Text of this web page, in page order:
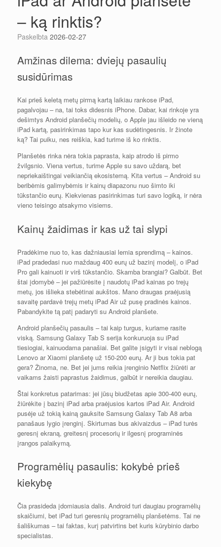
– ką rinktis?
Paskelbta 2026-02-27
Amžinas dilema: dviejų pasaulių
susidūrimas
Kai prieš keletą metų pirmą kartą laikiau rankose iPad,
pagalvojau – na, tai toks didesnis iPhone. Dabar, kai rinkoje yra
dešimtys Android planšečių modelių, o Apple jau išleido ne vieną
iPad kartą, pasirinkimas tapo kur kas sudėtingesnis. Ir žinote
ką? Tai puiku, nes reiškia, kad turime iš ko rinktis.
Planšetės rinka nėra tokia paprasta, kaip atrodo iš pirmo
žvilgsnio. Viena vertus, turime Apple su savo uždarą, bet
nepriekaištingai veikiančią ekosistemą. Kita vertus – Android su
beribėmis galimybėmis ir kainų diapazonu nuo šimto iki
tūkstančio eurų. Kiekvienas pasirinkimas turi savo logiką, ir nėra
vieno teisingo atsakymo visiems.
Kainų žaidimas ir kas už tai slypi
Pradėkime nuo to, kas dažniausiai lemia sprendimą – kainos.
iPad pradedasi nuo maždaug 400 eurų už bazinį modelį, o iPad
Pro gali kainuoti ir virš tūkstančio. Skamba brangiai? Galbūt. Bet
štai įdomybė – jei pažiūrėsite į naudotų iPad kainas po trejų
metų, jos išlieka stebėtinai aukštos. Mano draugas praėjusią
savaitę pardavė trejų metų iPad Air už pusę pradinės kainos.
Pabandykite tą patį padaryti su Android planšete.
Android planšečių pasaulis – tai kaip turgus, kuriame rasite
viską. Samsung Galaxy Tab S serija konkuruoja su iPad
tiesiogiai, kainuodama panašiai. Bet galite įsigyti ir visai neblogą
Lenovo ar Xiaomi planšetę už 150-200 eurų. Ar ji bus tokia pat
gera? Žinoma, ne. Bet jei jums reikia įrenginio Netflix žiūrėti ar
vaikams žaisti paprastus žaidimus, galbūt ir nereikia daugiau.
Štai konkretus patarimas: jei jūsų biudžetas apie 300-400 eurų,
žiūrėkite į bazinį iPad arba praėjusios kartos iPad Air. Android
pusėje už tokią kainą gauksite Samsung Galaxy Tab A8 arba
panašaus lygio įrenginį. Skirtumas bus akivaizdus – iPad turės
geresnį ekraną, greitesnį procesorių ir ilgesnį programinės
įrangos palaikymą.
Programėlių pasaulis: kokybė prieš
kiekybę
Čia prasideda įdomiausia dalis. Android turi daugiau programėlių
skaičiumi, bet iPad turi geresnių programėlių planšetėms. Tai ne
šališkumas – tai faktas, kurį patvirtins bet kuris kūrybinio darbo
specialistas.